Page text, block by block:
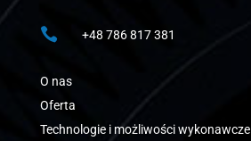
 +48 786 817 381
O nas
Oferta
Technologie i możliwości wykonawcze